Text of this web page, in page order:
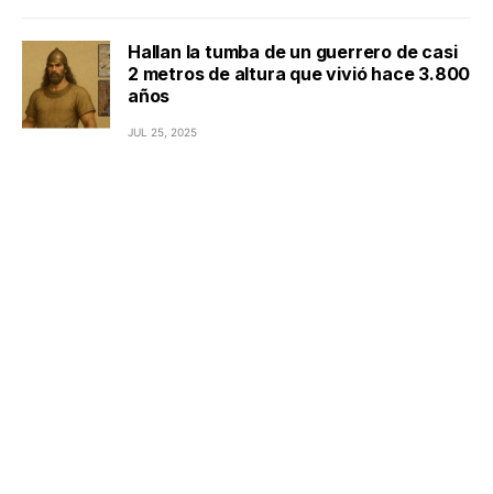
Hallan la tumba de un guerrero de casi
2 metros de altura que vivió hace 3.800
años
JUL 25, 2025